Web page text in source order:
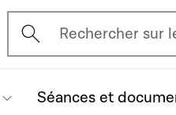
Ouvrir l'écran de
Rechercher sur
Séances et